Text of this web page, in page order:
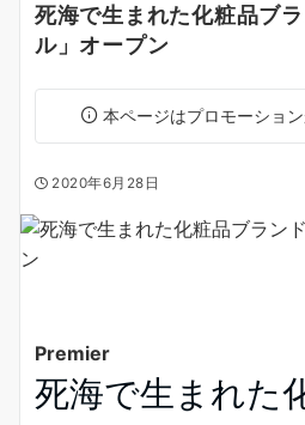
死海で生まれた化粧品ブ
ル」オープン
本ページはプロモーション
2020年6月28日
Premier
死海で生まれた